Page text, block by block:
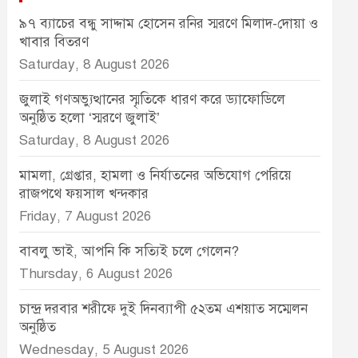
৯৭ ব্যাচের বন্ধু সাদ্দাম হোসেন রনির স্মরণে মিলাদ-দোয়া ও
খাবার বিতরণ
Saturday, 8 August 2026
জুলাই গণঅভ্যুত্থানের স্মৃতিকে ধারণ করে ড্যাফোডিলে
অনুষ্ঠিত হলো ‘স্মরণে জুলাই’
Saturday, 8 August 2026
মামলা, গ্রেপ্তার, হামলা ও নির্যাতনের অভিযোগ পেরিয়ে
রাজপথে ফয়সাল খন্দকার
Friday, 7 August 2026
বাবলু ভাই, আপনি কি সত্যিই চলে গেলেন?
Thursday, 6 August 2026
চান্দ্র দরবার শরীফে দুই দিনব্যাপী ৫২তম এশয়াত সম্মেলন
অনুষ্ঠিত
Wednesday, 5 August 2026